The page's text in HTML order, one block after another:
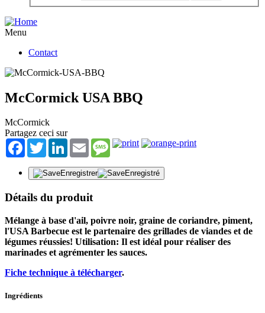
Menu
Contact
McCormick USA BBQ
McCormick
Partagez ceci sur
Facebook
TwitterLinkedInEmail Message
Enregistrer Enregistré
Détails du produit
Mélange à base d'ail, poivre noir, graine de coriandre, piment,
l'USA Barbecue est le partenaire des grillades de viandes et de
légumes réussies! Utilisation: Il est idéal pour réaliser des
marinades et agrémenter les sauces.
Fiche technique à télécharger.
Ingrédients